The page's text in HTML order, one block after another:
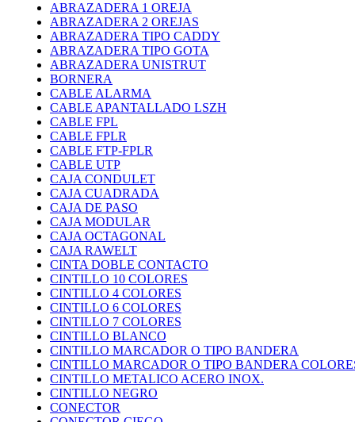
ABRAZADERA 1 OREJA
ABRAZADERA 2 OREJAS
ABRAZADERA TIPO CADDY
ABRAZADERA TIPO GOTA
ABRAZADERA UNISTRUT
BORNERA
CABLE ALARMA
CABLE APANTALLADO LSZH
CABLE FPL
CABLE FPLR
CABLE FTP-FPLR
CABLE UTP
CAJA CONDULET
CAJA CUADRADA
CAJA DE PASO
CAJA MODULAR
CAJA OCTAGONAL
CAJA RAWELT
CINTA DOBLE CONTACTO
CINTILLO 10 COLORES
CINTILLO 4 COLORES
CINTILLO 6 COLORES
CINTILLO 7 COLORES
CINTILLO BLANCO
CINTILLO MARCADOR O TIPO BANDERA
CINTILLO MARCADOR O TIPO BANDERA
CINTILLO METALICO ACERO INOX.
CINTILLO NEGRO
CONECTOR